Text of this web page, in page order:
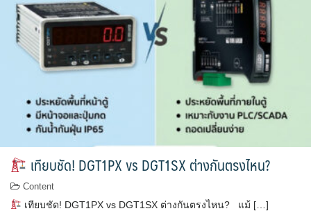
เทียบชัด! DGT1PX vs DGT1SX ต่างกันตรงไหน?
Content
เทียบชัด! DGT1PX vs DGT1SX ต่างกันตรงไหน? แม้ […]